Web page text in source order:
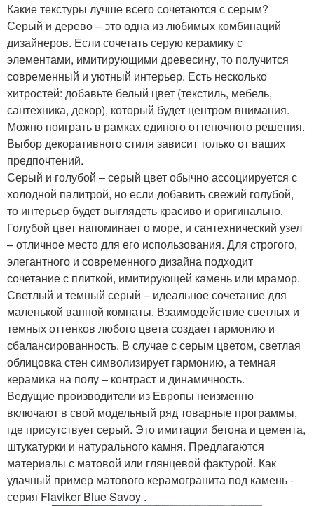
Какие текстуры лучше всего сочетаются с серым?
Серый и дерево – это одна из любимых комбинаций
дизайнеров. Если сочетать серую керамику с
элементами, имитирующими древесину, то получится
современный и уютный интерьер. Есть несколько
хитростей: добавьте белый цвет (текстиль, мебель,
сантехника, декор), который будет центром внимания.
Можно поиграть в рамках единого оттеночного решения.
Выбор декоративного стиля зависит только от ваших
предпочтений.
Серый и голубой – серый цвет обычно ассоциируется с
холодной палитрой, но если добавить свежий голубой,
то интерьер будет выглядеть красиво и оригинально.
Голубой цвет напоминает о море, и сантехнический узел
– отличное место для его использования. Для строгого,
элегантного и современного дизайна подходит
сочетание с плиткой, имитирующей камень или мрамор.
Светлый и темный серый – идеальное сочетание для
маленькой ванной комнаты. Взаимодействие светлых и
темных оттенков любого цвета создает гармонию и
сбалансированность. В случае с серым цветом, светлая
облицовка стен символизирует гармонию, а темная
керамика на полу – контраст и динамичность.
Ведущие производители из Европы неизменно
включают в свой модельный ряд товарные программы,
где присутствует серый. Это имитации бетона и цемента,
штукатурки и натурального камня. Предлагаются
материалы с матовой или глянцевой фактурой. Как
удачный пример матового керамогранита под камень -
серия Flaviker Blue Savoy .